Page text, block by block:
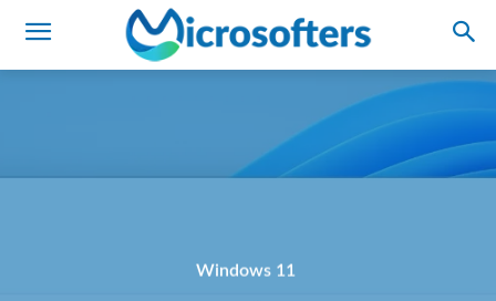
Windows 11